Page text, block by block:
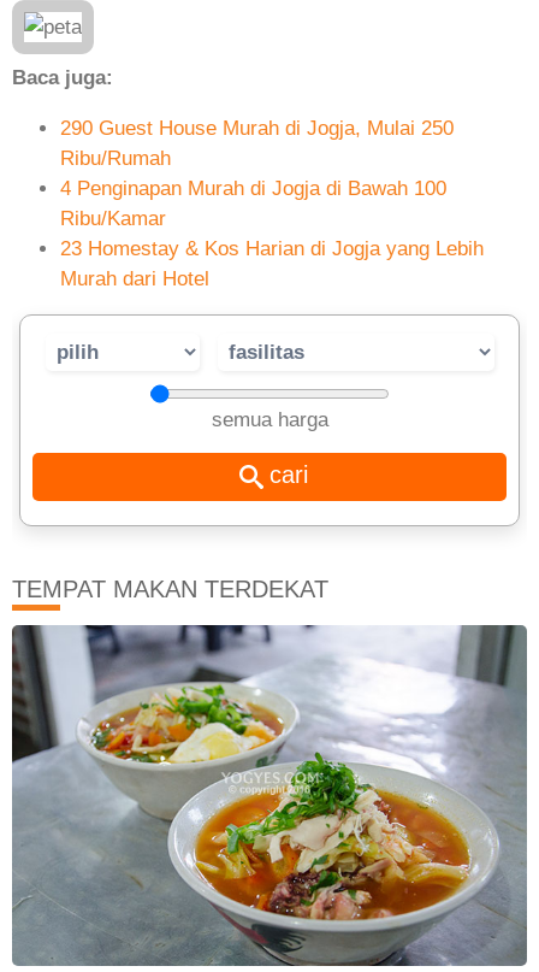
Baca juga:
290 Guest House Murah di Jogja, Mulai 250
Ribu/Rumah
4 Penginapan Murah di Jogja di Bawah 100
Ribu/Kamar
23 Homestay & Kos Harian di Jogja yang Lebih
Murah dari Hotel
semua harga
TEMPAT MAKAN TERDEKAT